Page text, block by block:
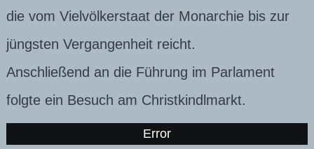
die vom Vielvölkerstaat der Monarchie bis zur
jüngsten Vergangenheit reicht.
Anschließend an die Führung im Parlament
folgte ein Besuch am Christkindlmarkt.
Error